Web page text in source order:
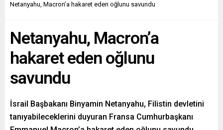
Netanyahu, Macron’a hakaret eden oğlunu savundu
Netanyahu, Macron’a
hakaret eden oğlunu
savundu
İsrail Başbakanı Binyamin Netanyahu, Filistin devletini
tanıyabileceklerini duyuran Fransa Cumhurbaşkanı